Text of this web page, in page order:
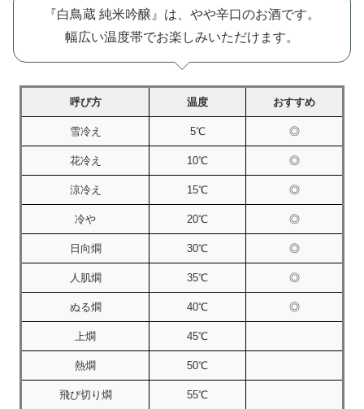
『白鳥蔵 純米吟醸』は、やや辛口のお酒です。
幅広い温度帯でお楽しみいただけます。
呼び方 温度 おすすめ
雪冷え 5℃ ◎
花冷え 10℃ ◎
涼冷え 15℃ ◎
冷や 20℃ ◎
日向燗 30℃ ◎
人肌燗 35℃ ◎
ぬる燗 40℃ ◎
上燗 45℃
熱燗 50℃
飛び切り燗 55℃